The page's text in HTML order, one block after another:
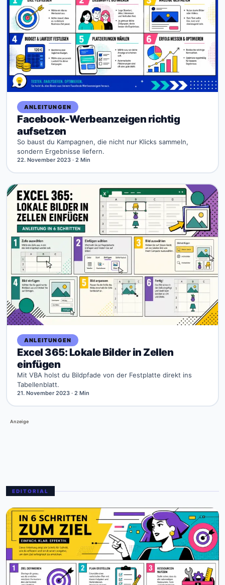
ANLEITUNGEN
Facebook-Werbeanzeigen richtig
aufsetzen
So baust du Kampagnen, die nicht nur Klicks sammeln,
sondern Ergebnisse liefern.
22. November 2023 · 2 Min
ANLEITUNGEN
Excel 365: Lokale Bilder in Zellen
einfügen
Mit VBA holst du Bildpfade von der Festplatte direkt ins
Tabellenblatt.
21. November 2023 · 2 Min
Anzeige